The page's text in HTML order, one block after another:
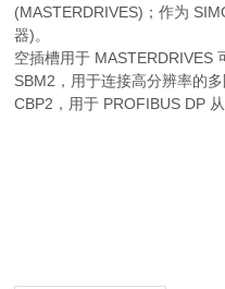
(MASTERDRIVES)；作为
器)。
空插槽用于 MASTERDRIVES
SBM2，用于连接高分辨率的
CBP2，用于 PROFIBUS DP 从